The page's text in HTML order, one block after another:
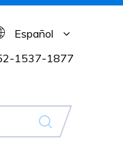
Español
1537-1877